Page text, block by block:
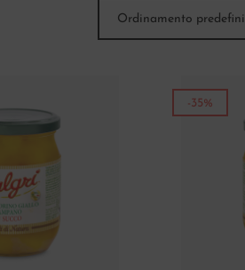
Ordinamento
-35%